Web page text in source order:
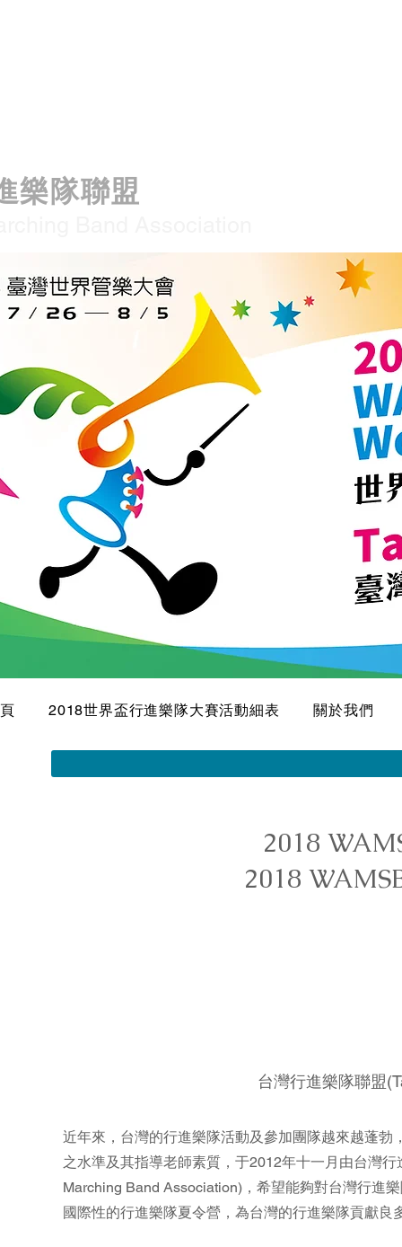
樂隊聯盟
AIWAN MARCHING BAND ASSOCIATION
2018世界盃行進樂隊大賽活動細表 關於我們
2018
​2018
台灣行進樂隊聯盟
近年來，台灣的行進樂隊活動及參加團隊越來越蓬
之水準及其指導老師素質，于2012年十一月由台灣
Marching Band Association)，希望能夠對台灣行進
國際性的行進樂隊夏令營，為台灣的行進樂隊貢獻良